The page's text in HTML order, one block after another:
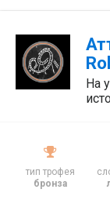
На
тип трофея
бронза